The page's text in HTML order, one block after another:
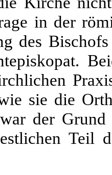
in der
des
sie die
der
Teil